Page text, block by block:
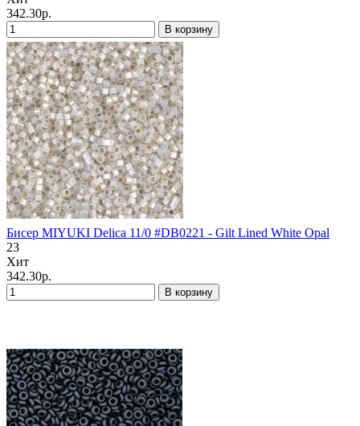
342.30р.
В корзину
Бисер MIYUKI Delica 11/0 #DB0221 - Gilt Lined White Opal
23
Хит
342.30р.
В корзину